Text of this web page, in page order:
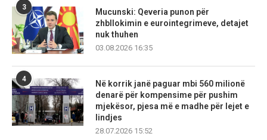
3
Mucunski: Qeveria punon për
zhbllokimin e eurointegrimeve, detajet
nuk thuhen
03.08.2026 16:35
4
Në korrik janë paguar mbi 560 milionë
denarë për kompensime për pushim
mjekësor, pjesa më e madhe për lejet e
lindjes
28.07.2026 15:52